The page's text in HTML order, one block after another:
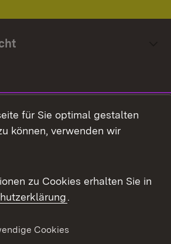
für Sie optimal gestalten
können, verwenden wir
zu Cookies erhalten Sie in
.
Cookies